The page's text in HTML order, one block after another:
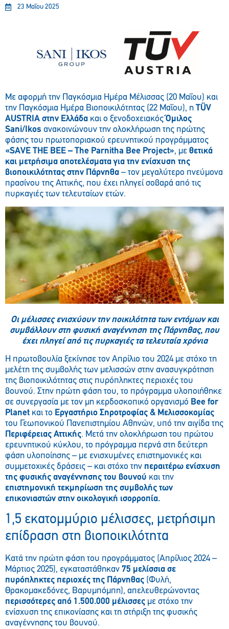
23 Μαΐου 2025
Με αφορμή την Παγκόσμια Ημέρα Μέλισσας (20 Μαΐου) και
την Παγκόσμια Ημέρα Βιοποικιλότητας (22 Μαΐου), η TÜV
AUSTRIA στην Ελλάδα και ο ξενοδοχειακόςΌμιλος
Sani/Ikos ανακοινώνουν την ολοκλήρωση της πρώτης
φάσης του πρωτοποριακού ερευνητικού προγράμματος
«SAVE THE BEE – The Parnitha Bee Project», με θετικά
και μετρήσιμα αποτελέσματα για την ενίσχυση της
βιοποικιλότητας στην Πάρνηθα – τον μεγαλύτερο πνεύμονα
πρασίνου της Αττικής, που έχει πληγεί σοβαρά από τις
πυρκαγιές των τελευταίων ετών.
Οι μέλισσες ενισχύουν την ποικιλότητα των εντόμων και
συμβάλλουν στη φυσική αναγέννηση της Πάρνηθας, που
έχει πληγεί από τις πυρκαγιές τα τελευταία χρόνια
Η πρωτοβουλία ξεκίνησε τον Απρίλιο του 2024 με στόχο τη
μελέτη της συμβολής των μελισσών στην ανασυγκρότηση
της βιοποικιλότητας στις πυρόπληκτες περιοχές του
βουνού. Στην πρώτη φάση του, το πρόγραμμα υλοποιήθηκε
σε συνεργασία με τον μη κερδοσκοπικό οργανισμό Bee for
Planet και το Εργαστήριο Σηροτροφίας & Μελισσοκομίας
του Γεωπονικού Πανεπιστημίου Αθηνών, υπό την αιγίδα της
Περιφέρειας Αττικής. Μετά την ολοκλήρωση του πρώτου
ερευνητικού κύκλου, το πρόγραμμα περνά στη δεύτερη
φάση υλοποίησης – με ενισχυμένες επιστημονικές και
συμμετοχικές δράσεις – και στόχο την περαιτέρω ενίσχυση
της φυσικής αναγέννησης του βουνού και την
επιστημονική τεκμηρίωση της συμβολής των
επικονιαστών στην οικολογική ισορροπία.
1,5 εκατομμύριο μέλισσες, μετρήσιμη
επίδραση στη βιοποικιλότητα
Κατά την πρώτη φάση του προγράμματος (Απρίλιος 2024 –
Μάρτιος 2025), εγκαταστάθηκαν 75 μελίσσια σε
πυρόπληκτες περιοχές της Πάρνηθας (Φυλή,
Θρακομακεδόνες, Βαρυμπόμπη), απελευθερώνοντας
περισσότερες από 1.500.000 μέλισσες με στόχο την
ενίσχυση της επικονίασης και τη στήριξη της φυσικής
αναγέννησης του βουνού.